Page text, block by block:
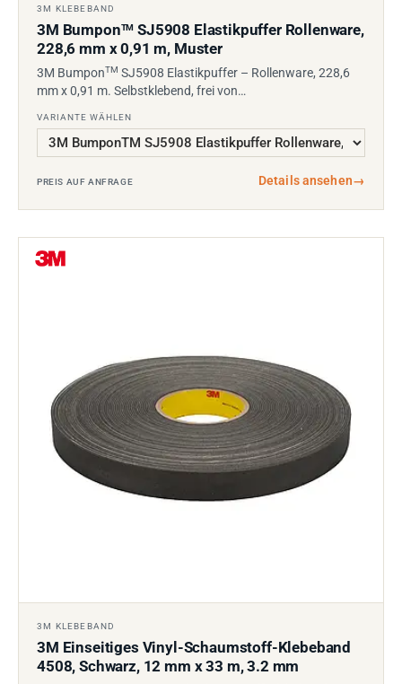
3M KLEBEBAND
3M BumponTM SJ5908 Elastikpuffer Rollenware,
228,6 mm x 0,91 m, Muster
3M BumponTM SJ5908 Elastikpuffer – Rollenware, 228,6
mm x 0,91 m. Selbstklebend, frei von…
VARIANTE WÄHLEN
PREIS AUF ANFRAGE Details ansehen→
3M KLEBEBAND
3M Einseitiges Vinyl-Schaumstoff-Klebeband
4508, Schwarz, 12 mm x 33 m, 3.2 mm